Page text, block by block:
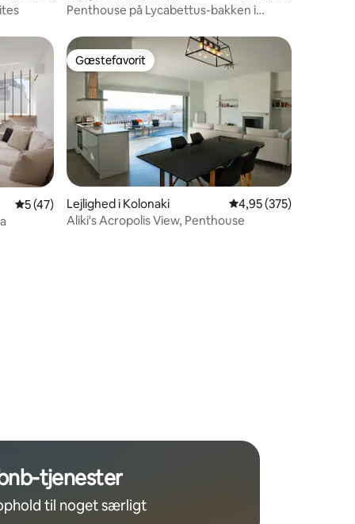
Penthouse på Lycabettus-bakken i
5 ud af 5 i gennemsnitlig bedømmelse, 47 omtaler
5 (47)
Gæstefavorit
Gæstefavorit
Lejlighed i Kolonaki 4,95 ud af 5 i
4,95 (375)
Aliki's Acropolis View, Penthouse
tjenester
til noget særligt